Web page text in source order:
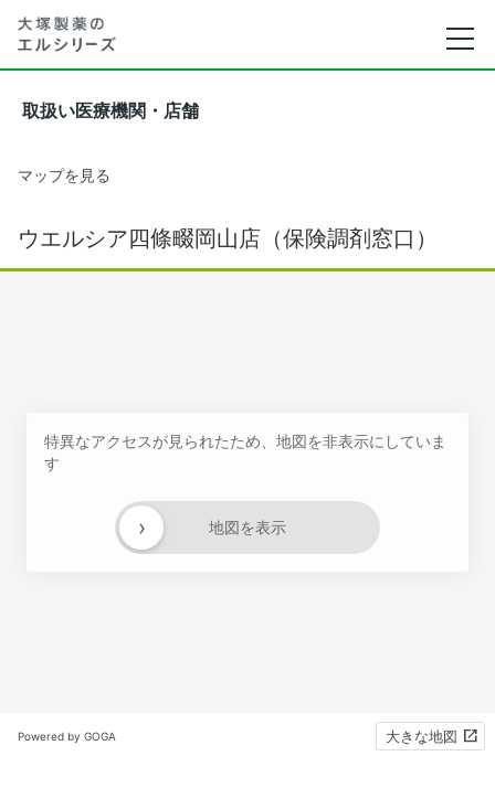
取扱い医療機関・店舗
マップを見る
ウエルシア四條畷岡山店（保険調剤窓口）
特異なアクセスが見られたため、地図を非表示にしていま
す
地図を表示
›
Powered by GOGA 大きな地図